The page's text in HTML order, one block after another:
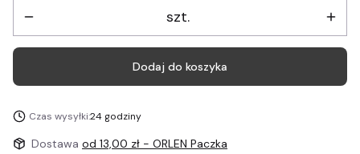
szt.
Dodaj do koszyka
Czas wysyłki:24 godziny
Dostawa od 13,00 zł - ORLEN Paczka